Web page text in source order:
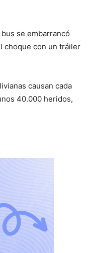
se embarrancó
choque con un tráiler
causan cada
40.000 heridos,